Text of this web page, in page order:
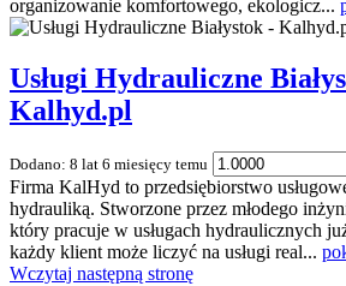
organizowanie komfortowego, ekologicz...
Usługi Hydrauliczne
Kalhyd.pl
Dodano: 8 lat 6 miesięcy temu
Firma KalHyd to przedsiębiorstwo
hydrauliką. Stworzone przez młodego
który pracuje w usługach hydraulicznych
każdy klient może liczyć na usługi real...
Wczytaj następną stronę